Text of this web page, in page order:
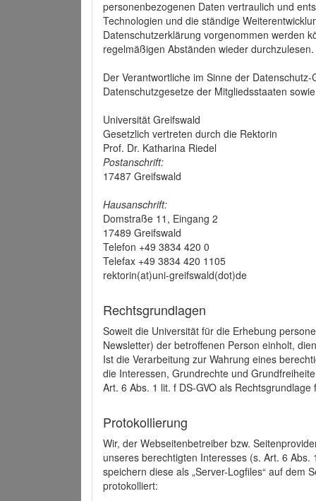
personenbezogenen Daten vertraulich und
Technologien und die ständige
Datenschutzerklärung vorgenommen werden
regelmäßigen Abständen wieder durchzulesen.
Der Verantwortliche im Sinne der
Datenschutzgesetze der Mitgliedsstaaten
Universität Greifswald
Gesetzlich vertreten durch die Rektorin
Prof. Dr. Katharina Riedel
Postanschrift:
17487 Greifswald
Hausanschrift:
Domstraße 11, Eingang 2
17489 Greifswald
Telefon +49 3834 420 0
Telefax +49 3834 420 1105
rektorin(at)uni-greifswald(dot)de
Rechtsgrundlagen
Soweit die Universität für die Erhebung
Newsletter) der betroffenen Person einholt,
Ist die Verarbeitung zur Wahrung eines
die Interessen, Grundrechte und
Art. 6 Abs. 1 lit. f DS-GVO als
Protokollierung
Wir, der Webseitenbetreiber bzw.
unseres berechtigten Interesses (s. Art. 6
speichern diese als „Server-Logfiles“ auf dem
protokolliert: